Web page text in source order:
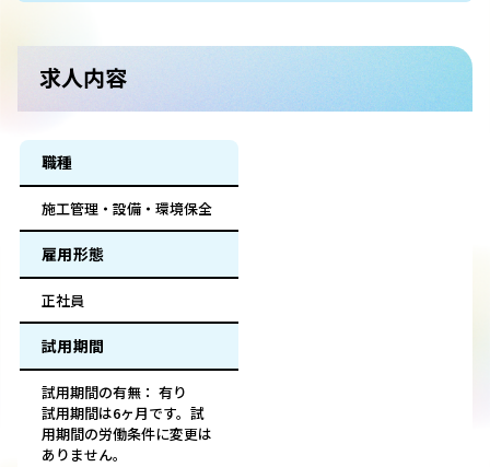
求人内容
職種
施工管理・設備・環境保全
雇用形態
正社員
試用期間
試用期間の有無： 有り
試用期間は6ヶ月です。試
用期間の労働条件に変更は
ありません。